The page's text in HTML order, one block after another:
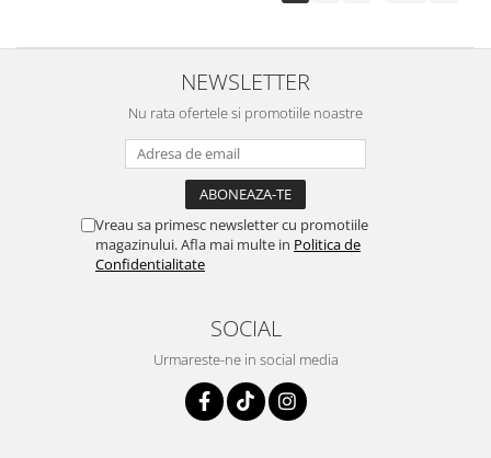
NEWSLETTER
Nu rata ofertele si promotiile noastre
Vreau sa primesc newsletter cu promotiile
magazinului. Afla mai multe in Politica de
Confidentialitate
SOCIAL
Urmareste-ne in social media